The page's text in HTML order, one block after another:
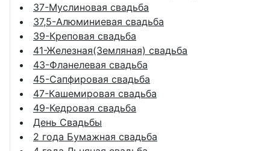
37-Муслиновая свадьба
37,5-Алюминиевая свадьба
39-Креповая свадьба
41-Железная(Земляная) свадьба
43-Фланелевая свадьба
45-Сапфировая свадьба
47-Кашемировая свадьба
49-Кедровая свадьба
День Свадьбы
2 года Бумажная свадьба